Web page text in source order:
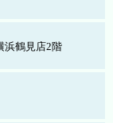
浜鶴見店2階